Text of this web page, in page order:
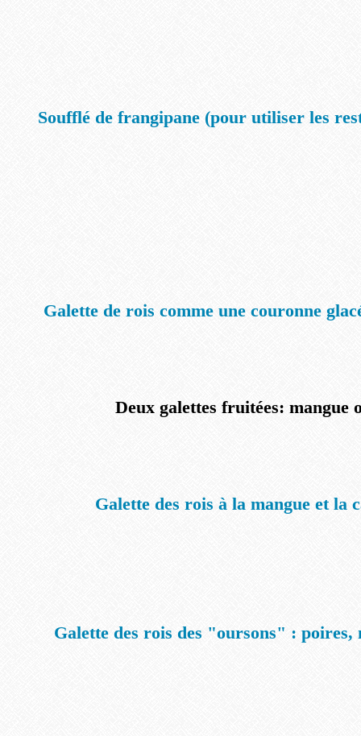
Soufflé de frangipane (pour utiliser les
Galette de rois comme une couronne
Deux galettes fruitées: mangue
Galette des rois à la mangue et la
Galette des rois des "oursons" : poires,